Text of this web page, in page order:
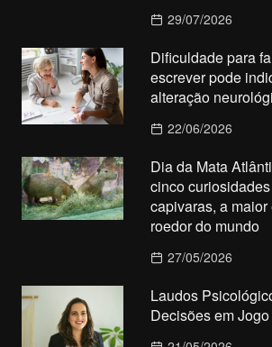
29/07/2026
Dificuldade para
escrever pode
alteração
22/06/2026
Dia da Mata
cinco
capivaras, a
roedor do mundo
27/05/2026
Laudos
Decisões em Jogo